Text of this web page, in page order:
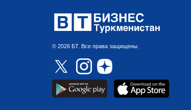
© 2026 БТ. Все права защищены.